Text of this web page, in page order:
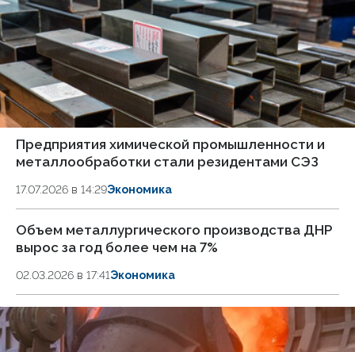
Предприятия химической промышленности и
металлообработки стали резидентами СЭЗ
17.07.2026 в 14:29Экономика
Объем металлургического производства ДНР
вырос за год более чем на 7%
02.03.2026 в 17:41Экономика